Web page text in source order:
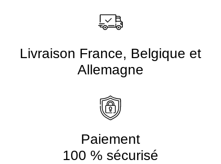
Livraison France, Belgique et
Allemagne
Paiement
100 % sécurisé